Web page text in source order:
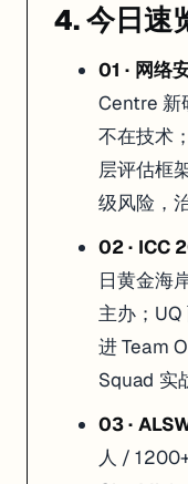
4. 今日速
01 · 网络
Centre 新
不在技术
层评估框
级风险，
02 · ICC
日黄金海
主办；
进 Team
Squad 实
03 ·
人 /